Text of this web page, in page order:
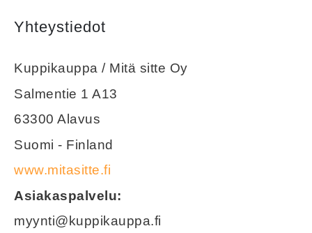
Yhteystiedot
Kuppikauppa / Mitä sitte Oy
Salmentie 1 A13
63300 Alavus
Suomi - Finland
www.mitasitte.fi
Asiakaspalvelu:
myynti@kuppikauppa.fi